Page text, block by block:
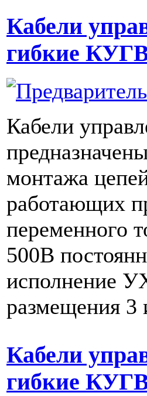
Кабели
гибкие
Кабели
монтажа
работающих
переменного
500В
исполнение
размещения
Кабели
гибкие